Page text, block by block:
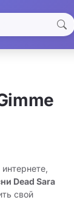
Dead Sara
свой